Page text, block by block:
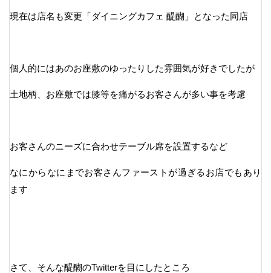
現在は店名も変更「ダイニングカフェ 醍醐」となった同店
個人的にはあのお座敷のゆったりした雰囲気が好きでしたが
土地柄、お座敷では膝等を痛がるお客さんが多い事を考慮
お客さんのニーズに合わせテーブル席を設置するなど
なにからなにまでお客さんファーストが過ぎるお店でもあり
ます
さて、そんな醍醐のTwitterを目にしたところ